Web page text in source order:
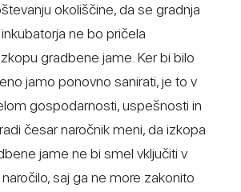
okoliščine, da se gradnja
ne bo pričela
gradbene jame. Ker bi bilo
jamo ponovno sanirati, je to v
gospodarnosti, uspešnosti in
česar naročnik meni, da izkopa
jame ne bi smel vključiti v
saj ga ne more zakonito